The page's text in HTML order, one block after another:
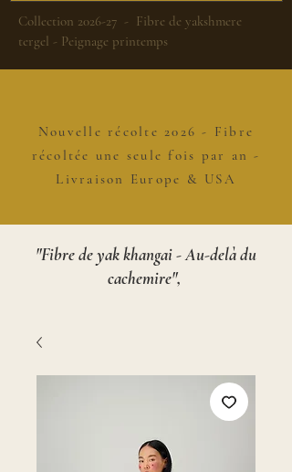
Collection 2026-27 - Fibre de yakshmere
tergel - Peignage printemps
Nouvelle récolte 2026 - Fibre
récoltée une seule fois par an -
Livraison Europe & USA
"Fibre de yak khangai - Au-delà du
cachemire",